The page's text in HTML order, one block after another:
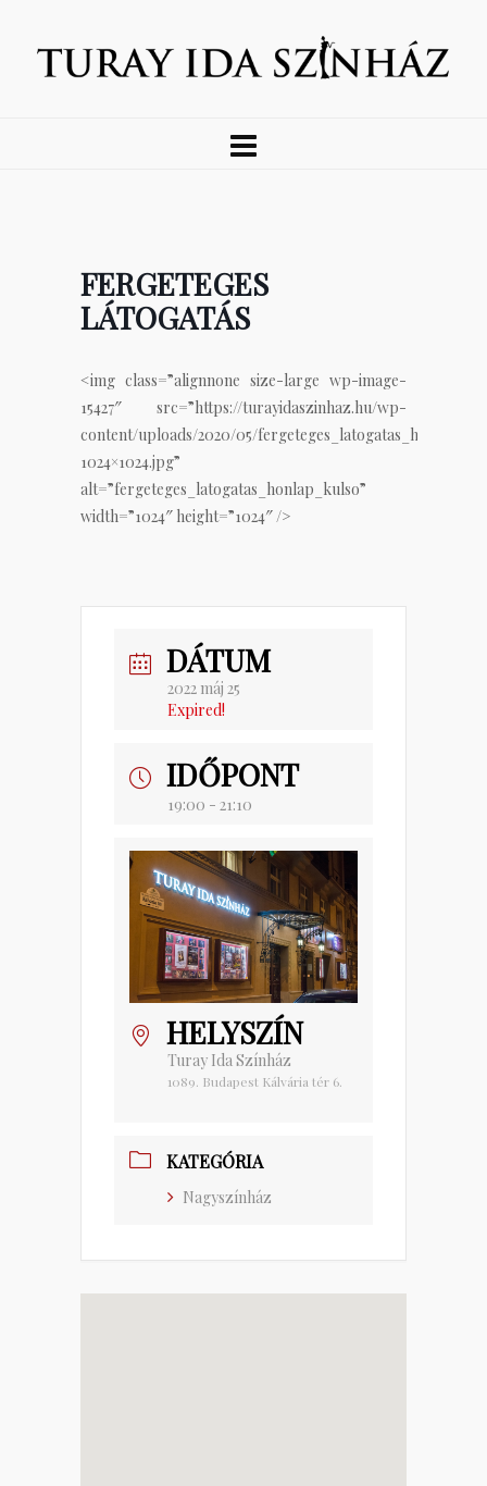
FERGETEGES
LÁTOGATÁS
<img class=”alignnone size-large wp-image-
15427″ src=”https://turayidaszinhaz.hu/wp-
content/uploads/2020/05/
1024×1024.jpg”
alt=”fergeteges_latogatas_honlap_kulso”
width=”1024″ height=”1024″ />
DÁTUM
2022 máj 25
Expired!
IDŐPONT
19:00 - 21:10
HELYSZÍN
Turay Ida Színház
1089. Budapest Kálvária tér 6.
KATEGÓRIA
Nagyszínház